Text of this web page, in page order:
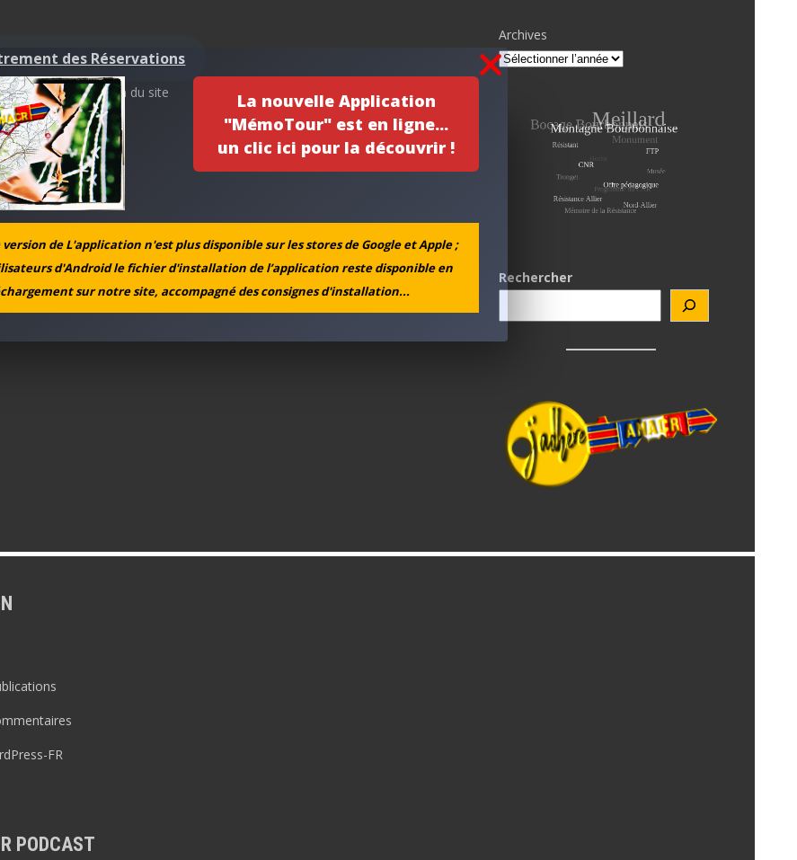
La nouvelle Application
"MémoTour" est en ligne...
un clic ici pour la découvrir !
de L'application n'est plus disponible sur les stores de Google et Apple ;
d'Android le fichier d'installation de l’application reste disponible en
sur notre site, accompagné des consignes d'installation...
des Réservations
à l’administration du site
Archives
Rechercher
FR
PODCAST